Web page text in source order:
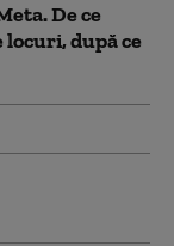
De ce
după ce